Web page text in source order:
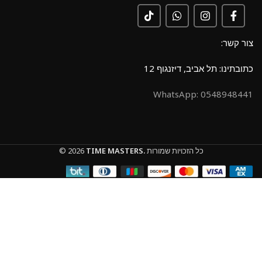
צור קשר:
כתובתינו: תל אביב, דיזנגוף 12
0548948441 :WhatsApp
© 2026 TIME MASTERS.כל הזכויות שמורות